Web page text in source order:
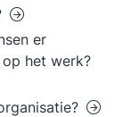
er
het werk?